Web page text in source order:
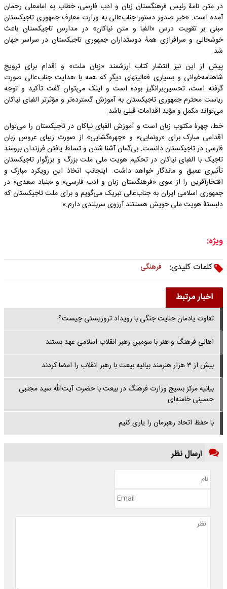
در متن نامۀ رئیس فرهنگستان زبان و ادب فارسی، خطاب به امامعلی رحمان
آمده است: «‌خبر صدور دستور جناب‌عالی به وزارت معارف جمهوری تاجیکستان
مبنی بر تقویت درس «الفبا و متن نیاکان» در مدارس تاجیکستان باعث
خوشحالی و سرافرازی همۀ دوستداران جمهوری تاجیکستان در سراسر جهان
شد.
پیش از این نیز انتشار کتاب ارزشمند «زبان ملت» و اقدام برای ترویج
شاهنامه‌خوانی و بسیاری فعالیتهای دیگر که همه با هدایت جناب‌عالی صورت
گرفته است، تحسین‌برانگیز بوده است و اینک می‌توان گفت تأکید و توجه
ریاست محترم جمهوری تاجیکستان به آموزش گسترده‌تر و مؤثرتر الفبای نیاکان
می‌تواند مکمل و مؤید اقدامات قبلی باشد.
خط، چهرۀ مکتوب زبان است و آموزش الفبای نیاکان در تاجیکستان را می‌توان
اقدامی مبارک برای «رونمایی» و «چهره‌گشایی» از صورت زیبای عروس زبان
فارسی در تاجیکستان دانست. بی‌گمان آشنا شدن و تسلط یافتن فرزندان برومند
تاجیک با الفبای نیاکان در تحکیم هویت ملی ملت بزرگ و بزرگوار تاجیکستان
تأثیری عمیق و ماندگار خواهد داشت. اینجانب اتخاذ این رویکرد مبارک و
افتخارآفرین را از سوی «فرهنگستان زبان و ادب فارسی» و «بنیاد سعدی» در
جمهوری اسلامی ایران به جناب‌عالی تبریک می‌گویم و برای ملت تاجیکستان که
دلبستۀ هویت ملی خویش هستتند آرزوی سربلندی دارم.»
ویژه:
کلمات کلیدی:
فرهنگی
اخبار مرتبط
تفاوت یادمان جنایت جنگی با رویداد تروریستی چیست؟
اهالی فرهنگ و هنر با سومین رهبر انقلاب اسلامی عهد بستند
بیش از ۳ هزار هنرمند بیانیه بیعت با رهبر انقلاب را امضا کردند
بیانیه مرکز بسیج وزارت فرهنگ در بیعت با حضرت آیت‌الله سید مجتبی
حسینی خامنه‌ای
با حفظ اتحاد رهبرمان را یاری کنیم
ارسال نظر